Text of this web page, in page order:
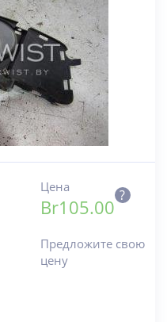
Цена
Br105.00
?
Предложите свою
цену